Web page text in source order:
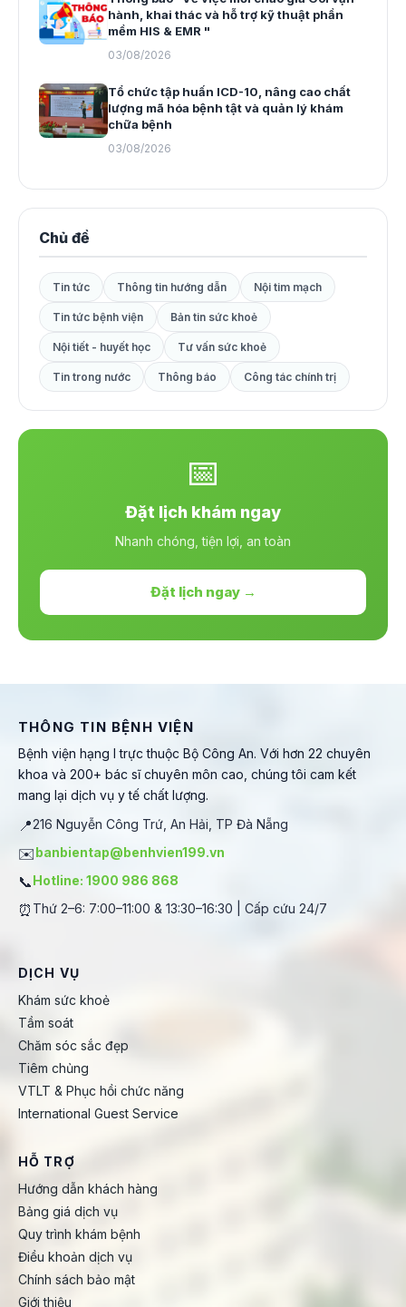
hành, khai thác và hỗ trợ kỹ thuật phần
mềm HIS & EMR "
03/08/2026
Tổ chức tập huấn ICD-10, nâng cao chất
lượng mã hóa bệnh tật và quản lý khám
chữa bệnh
03/08/2026
Chủ đề
Tin tức Thông tin hướng dẫn Nội tim mạch
Tin tức bệnh viện Bản tin sức khoẻ
Nội tiết - huyết học Tư vấn sức khoẻ
Tin trong nước Thông báo Công tác chính trị
📅
Đặt lịch khám ngay
Nhanh chóng, tiện lợi, an toàn
Đặt lịch ngay →
THÔNG TIN BỆNH VIỆN
Bệnh viện hạng I trực thuộc Bộ Công An. Với hơn 22 chuyên
khoa và 200+ bác sĩ chuyên môn cao, chúng tôi cam kết
mang lại dịch vụ y tế chất lượng.
📍216 Nguyễn Công Trứ, An Hải, TP Đà Nẵng
✉️banbientap@benhvien199.vn
📞Hotline: 1900 986 868
⏰ Thứ 2–6: 7:00–11:00 & 13:30–16:30 | Cấp cứu 24/7
DỊCH VỤ
Khám sức khoẻ
Tầm soát
Chăm sóc sắc đẹp
Tiêm chủng
VTLT & Phục hồi chức năng
International Guest Service
HỖ TRỢ
Hướng dẫn khách hàng
Bảng giá dịch vụ
Quy trình khám bệnh
Điều khoản dịch vụ
Chính sách bảo mật
Giới thiệu